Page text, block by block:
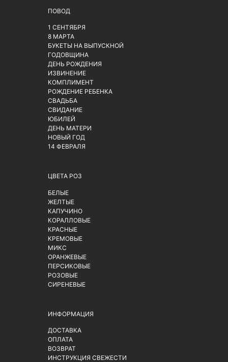
ПОВОД
1 СЕНТЯБРЯ
8 МАРТА
БУКЕТЫ НА ВЫПУСКНОЙ
ГОДОВЩИНА
ДЕНЬ РОЖДЕНИЯ
ИЗВИНЕНИЕ
КОМПЛИМЕНТ
РОЖДЕНИЕ РЕБЕНКА
СВАДЬБА
СВИДАНИЕ
ЮБИЛЕЙ
ДЕНЬ МАТЕРИ
НОВЫЙ ГОД
14 ФЕВРАЛЯ
ЦВЕТА РОЗ
БЕЛЫЕ
ЖЕЛТЫЕ
КАПУЧИНО
КОРАЛЛОВЫЕ
КРАСНЫЕ
КРЕМОВЫЕ
МИКС
ОРАНЖЕВЫЕ
ПЕРСИКОВЫЕ
РОЗОВЫЕ
СИРЕНЕВЫЕ
ИНФОРМАЦИЯ
ДОСТАВКА
ОПЛАТА
ВОЗВРАТ
ИНСТРУКЦИЯ СВЕЖЕСТИ